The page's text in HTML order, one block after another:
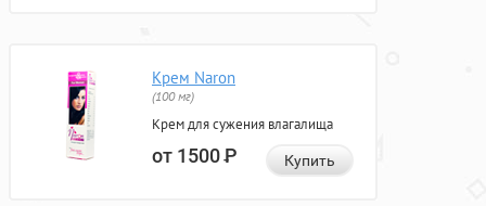
Крем Naron
(100 мг)
Крем для сужения влагалища
от 1500Р Купить